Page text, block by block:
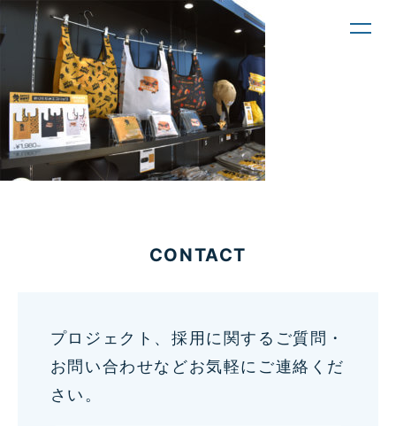
CONTACT
プロジェクト、採用に関するご質問・
お問い合わせなどお気軽にご連絡くだ
さい。